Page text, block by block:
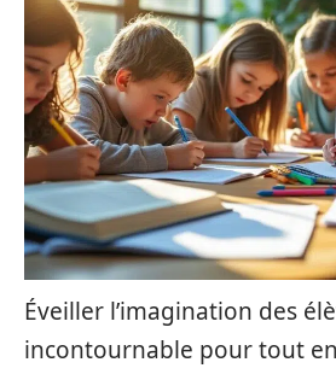
Éveiller l’imagination des
incontournable pour tout